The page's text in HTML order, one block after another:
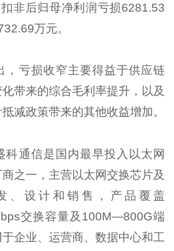
非后归母净利润亏损6281.53
万元。
，亏损收窄主要得益于供应链
带来的综合毛利率提升，以及
减政策带来的其他收益增加。
科通信是国内最早投入以太网
之一，主营以太网交换芯片及
、设计和销售，产品覆盖
交换容量及100M—800G端
企业、运营商、数据中心和工